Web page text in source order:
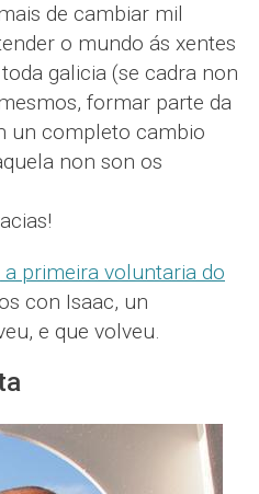
de cambiar mil
o mundo ás xentes
galicia (se cadra non
formar parte da
un completo cambio
non son os
a primeira voluntaria do
con Isaac, un
e que volveu.